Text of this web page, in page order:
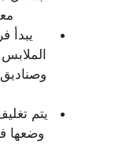
يبدأ
يتم
وضعها